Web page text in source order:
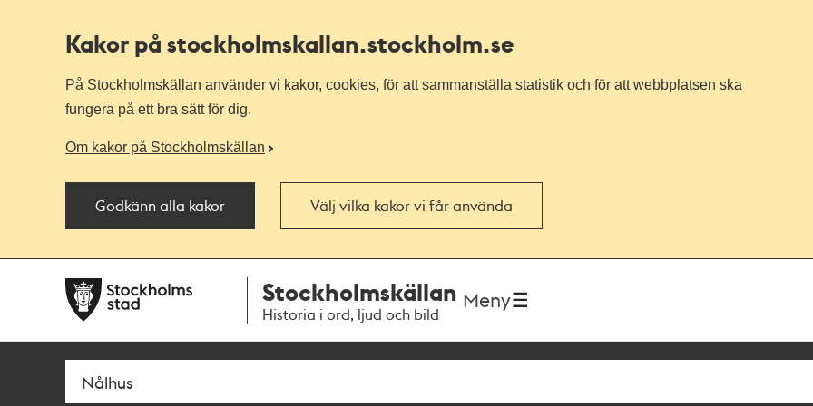
Kakor på stockholmskallan.stockholm.se
På Stockholmskällan använder vi kakor, cookies, för att sammanställa statistik och för att webbplatsen ska
fungera på ett bra sätt för dig.
Om kakor på Stockholmskällan
Godkänn alla kakor Välj vilka kakor vi får använda
navigationen
huvudinnehållet
Stockholmskällan
Historia i ord, ljud och bild
Meny
SökFritextsök